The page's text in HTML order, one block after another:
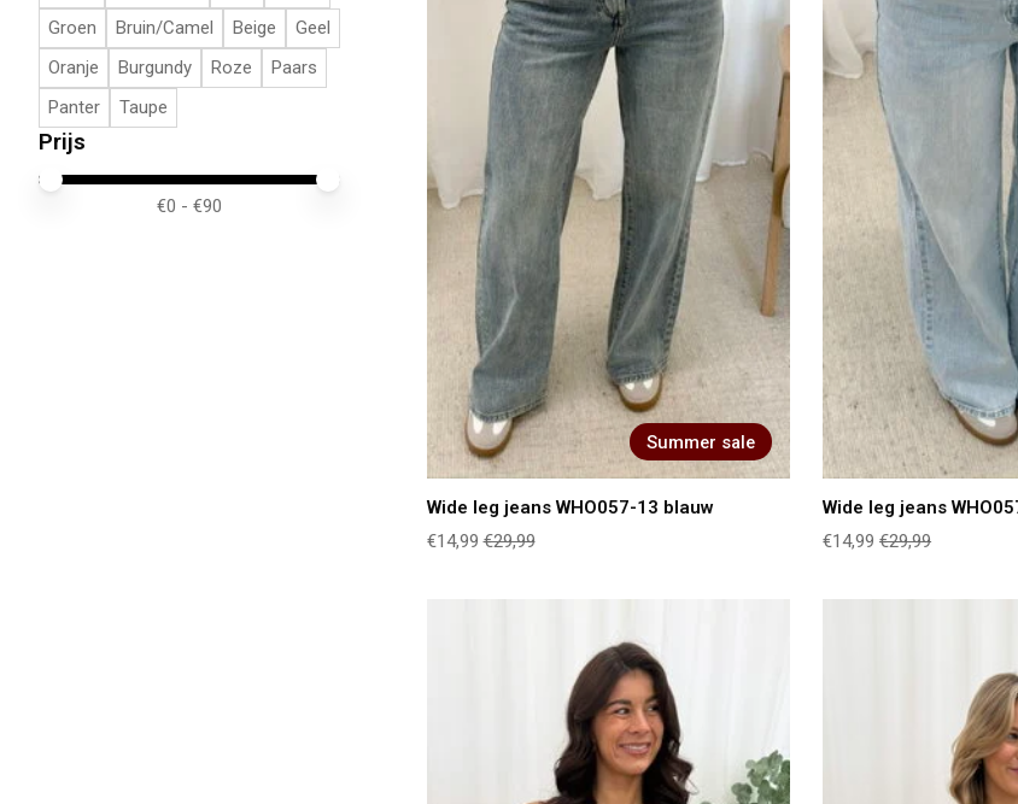
Groen
Bruin/Camel Beige
Geel
Oranje
Burgundy Roze
Paars
Panter
Taupe
Prijs
Minimale prijswaarde
Price maximum value
€0 - €90
Summer sale
Wide leg jeans WHO057-13 blauw
€14,99 €29,99
Wide leg jeans
€14,99 €29,99